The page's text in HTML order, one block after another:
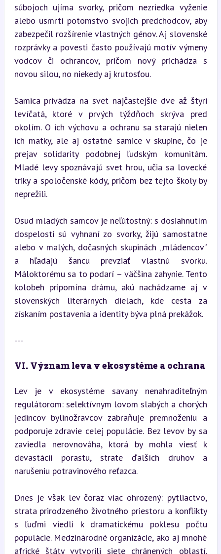
súbojoch ujíma svorky, pričom nezriedka vyženie
alebo usmrtí potomstvo svojich predchodcov, aby
zabezpečil rozšírenie vlastných génov. Aj slovenské
rozprávky a povesti často používajú motív výmeny
vodcov či ochrancov, pričom nový prichádza s
novou silou, no niekedy aj krutosťou.
Samica privádza na svet najčastejšie dve až štyri
levíčatá, ktoré v prvých týždňoch skrýva pred
okolím. O ich výchovu a ochranu sa starajú nielen
ich matky, ale aj ostatné samice v skupine, čo je
prejav solidarity podobnej ľudským komunitám.
Mladé levy spoznávajú svet hrou, učia sa lovecké
triky a spoločenské kódy, pričom bez tejto školy by
neprežili.
Osud mladých samcov je neľútostný: s dosiahnutím
dospelosti sú vyhnaní zo svorky, žijú samostatne
alebo v malých, dočasných skupinách „mládencov“
a hľadajú šancu prevziať vlastnú svorku.
Máloktorému sa to podarí – väčšina zahynie. Tento
kolobeh pripomína drámu, akú nachádzame aj v
slovenských literárnych dielach, kde cesta za
získaním postavenia a identity býva plná prekážok.
---
VI. Význam leva v ekosystéme a ochrana
Lev je v ekosystéme savany nenahraditeľným
regulátorom: selektívnym lovom slabých a chorých
jedincov bylinožravcov zabraňuje premnoženiu a
podporuje zdravie celej populácie. Bez levov by sa
zaviedla nerovnováha, ktorá by mohla viesť k
devastácii porastu, strate ďalších druhov a
narušeniu potravinového reťazca.
Dnes je však lev čoraz viac ohrozený: pytliactvo,
strata prirodzeného životného priestoru a konflikty
s ľuďmi viedli k dramatickému poklesu počtu
populácie. Medzinárodné organizácie, ako aj mnohé
africké štáty vytvorili siete chránených oblastí.